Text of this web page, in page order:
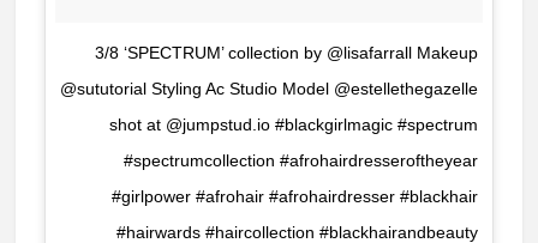
3/8 ‘SPECTRUM’ collection by @lisafarrall Makeup
@sututorial Styling Ac Studio Model @estellethegazelle
shot at @jumpstud.io #blackgirlmagic #spectrum
#spectrumcollection #afrohairdresseroftheyear
#girlpower #afrohair #afrohairdresser #blackhair
#hairwards #haircollection #blackhairandbeauty